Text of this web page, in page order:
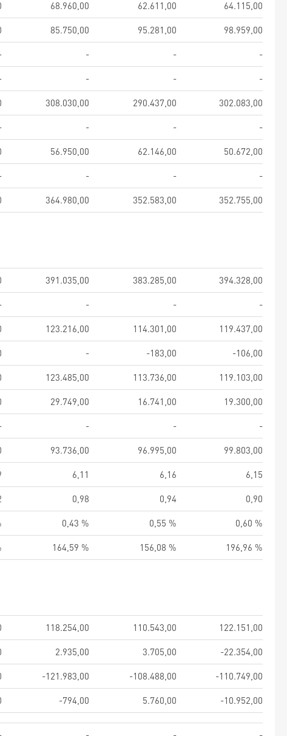
68.960,00 62.611,00
64.115,00
85.750,00 95.281,00
98.959,00
- -
-
- -
-
308.030,00 290.437,00
302.083,00
- -
-
56.950,00 62.146,00
50.672,00
- -
-
364.980,00 352.583,00 352.755,00
391.035,00 383.285,00
394.328,00
- -
-
123.216,00 114.301,00
119.437,00
- -183,00
-106,00
123.485,00 113.736,00
119.103,00
29.749,00 16.741,00
19.300,00
- -
-
93.736,00 96.995,00
99.803,00
6,11 6,16
6,15
0,98 0,94
0,90
0,43 % 0,55 %
0,60 %
164,59 % 156,08 % 196,96 %
118.254,00 110.543,00
122.151,00
2.935,00 3.705,00
-22.354,00
-121.983,00 -108.488,00
-110.749,00
-794,00 5.760,00 -10.952,00